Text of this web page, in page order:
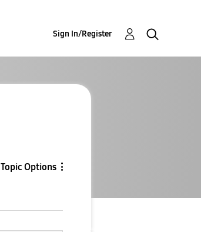
Sign In/Register
Topic Options